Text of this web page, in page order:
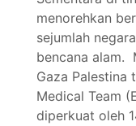
menorehkan
sejumlah
bencana alam.
Gaza Palestina
Medical Team
diperkuat oleh